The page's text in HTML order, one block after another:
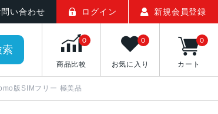
問い合わせ ログイン 新規会員登録
索
商品比較
0
お気に入り
0
カート
0
版SIMフリー 極美品